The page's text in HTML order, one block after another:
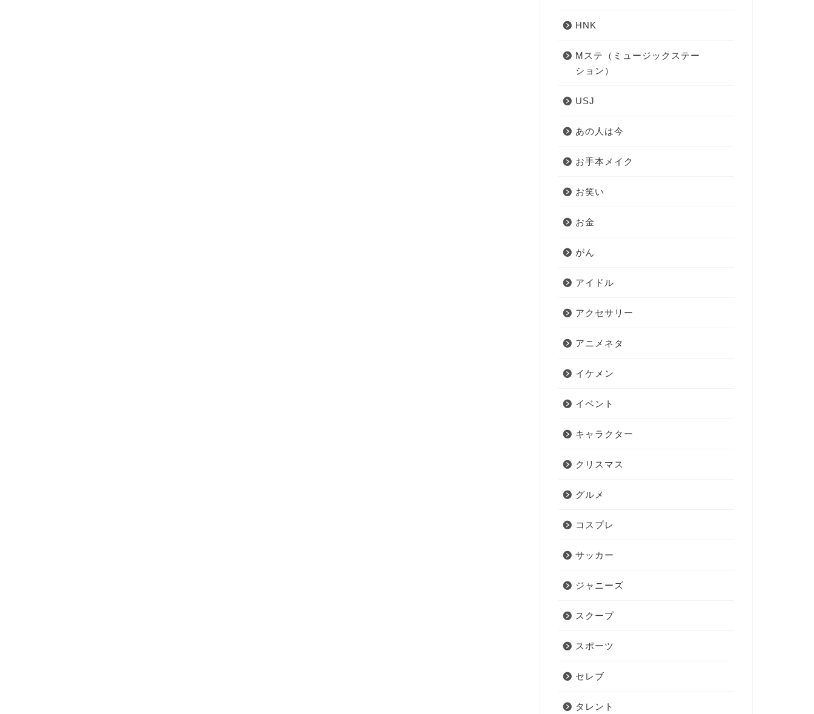
HNK
Mステ（ミュージックステー
ション）
USJ
あの人は今
お手本メイク
お笑い
お金
がん
アイドル
アクセサリー
アニメネタ
イケメン
イベント
キャラクター
クリスマス
グルメ
コスプレ
サッカー
ジャニーズ
スクープ
スポーツ
セレブ
タレント